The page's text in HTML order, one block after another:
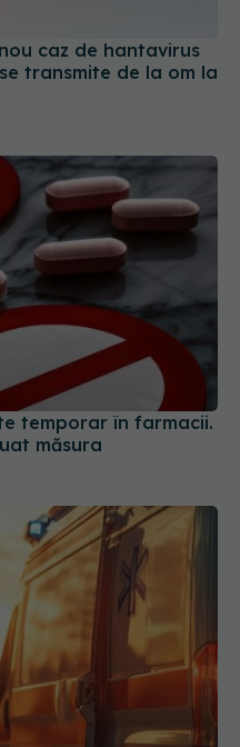
temporar în farmacii.
măsura
planul pentru
spitale și recomandări